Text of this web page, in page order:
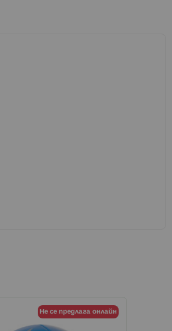
Не се предлага онлайн